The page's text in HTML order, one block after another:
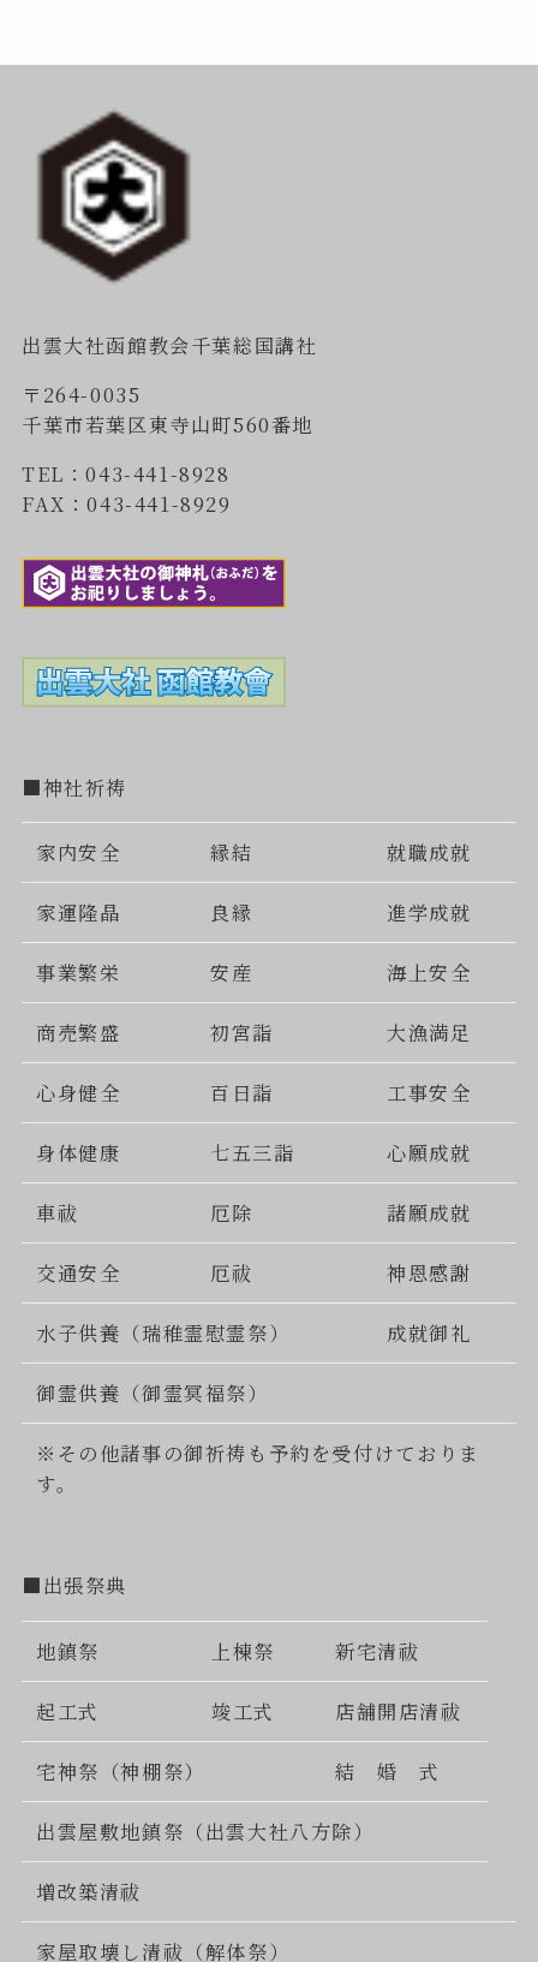
出雲大社函館教会千葉総国講社
〒264-0035
千葉市若葉区東寺山町560番地
TEL：043-441-8928
FAX：043-441-8929
■神社祈祷
家内安全 縁結 就職成就
家運隆晶 良縁 進学成就
事業繁栄 安産 海上安全
商売繁盛 初宮詣 大漁満足
心身健全 百日詣 工事安全
身体健康 七五三詣 心願成就
車祓 厄除 諸願成就
交通安全 厄祓 神恩感謝
水子供養（瑞稚霊慰霊祭） 成就御礼
御霊供養（御霊冥福祭）
※その他諸事の御祈祷も予約を受付けておりま
す。
■出張祭典
地鎮祭 上棟祭 新宅清祓
起工式 竣工式 店舗開店清祓
宅神祭（神棚祭） 結 婚 式
出雲屋敷地鎮祭（出雲大社八方除）
増改築清祓
家屋取壊し清祓（解体祭）